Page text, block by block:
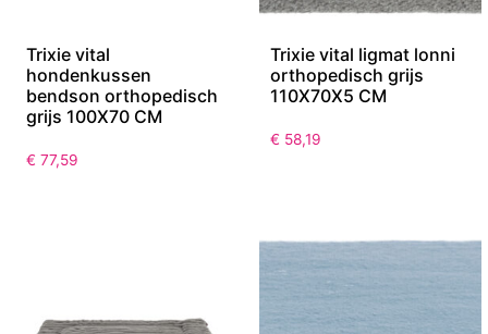
Trixie vital
hondenkussen
bendson orthopedisch
grijs 100X70 CM
€ 77,59
Trixie vital ligmat lonni
orthopedisch grijs
110X70X5 CM
€ 58,19